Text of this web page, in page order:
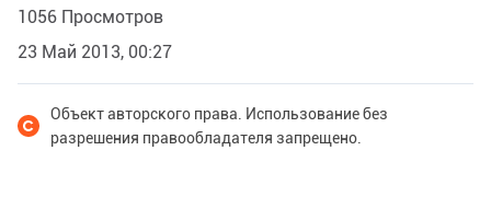
1056 Просмотров
23 Май 2013, 00:27
Объект авторского права. Использование без
разрешения правообладателя запрещено.